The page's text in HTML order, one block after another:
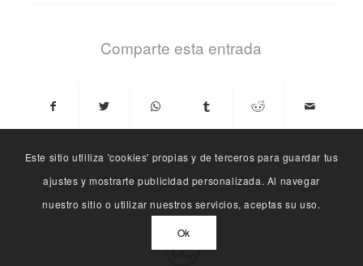
Comparte esta entrada
Este sitio utliliza 'cookies' propias y de terceros para guardar tus
ajustes y mostrarte publicidad personalizada. Al navegar
nuestro sitio o utilizar nuestros servicios, aceptas su uso.
Ok